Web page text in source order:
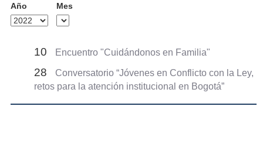
Año Mes
10 Encuentro "Cuidándonos en Familia"
28
Conversatorio “Jóvenes en Conflicto con la Ley,
retos para la atención institucional en Bogotá”